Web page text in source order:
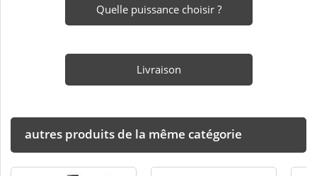
Quelle puissance choisir ?
Livraison
autres produits de la même catégorie